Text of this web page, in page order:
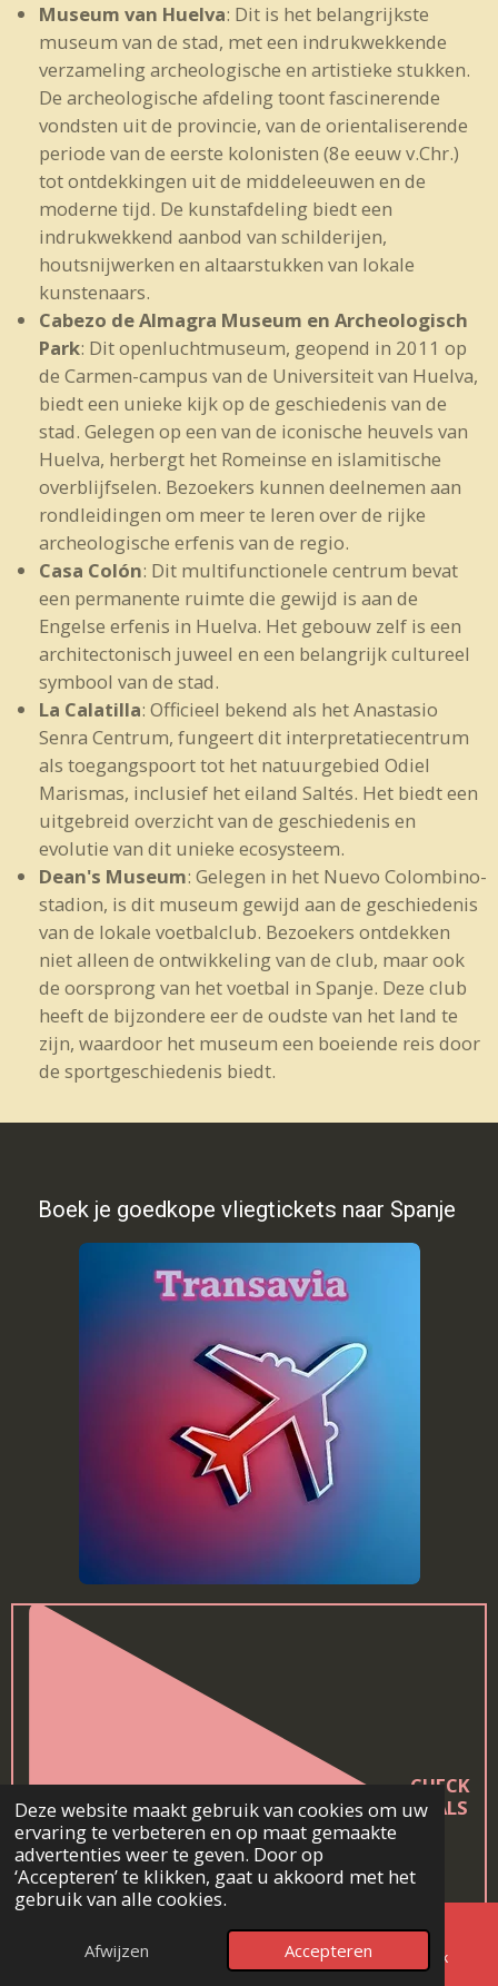
Deze website maakt gebruik van cookies om uw
ervaring te verbeteren en op maat gemaakte
advertenties weer te geven. Door op
‘Accepteren’ te klikken, gaat u akkoord met het
gebruik van alle cookies.
Afwijzen Accepteren
Museum van Huelva: Dit is het belangrijkste
museum van de stad, met een indrukwekkende
verzameling archeologische en artistieke stukken.
De archeologische afdeling toont fascinerende
vondsten uit de provincie, van de orientaliserende
periode van de eerste kolonisten (8e eeuw v.Chr.)
tot ontdekkingen uit de middeleeuwen en de
moderne tijd. De kunstafdeling biedt een
indrukwekkend aanbod van schilderijen,
houtsnijwerken en altaarstukken van lokale
kunstenaars.
Cabezo de Almagra Museum en Archeologisch
Park: Dit openluchtmuseum, geopend in 2011 op
de Carmen-campus van de Universiteit van Huelva,
biedt een unieke kijk op de geschiedenis van de
stad. Gelegen op een van de iconische heuvels van
Huelva, herbergt het Romeinse en islamitische
overblijfselen. Bezoekers kunnen deelnemen aan
rondleidingen om meer te leren over de rijke
archeologische erfenis van de regio.
Casa Colón: Dit multifunctionele centrum bevat
een permanente ruimte die gewijd is aan de
Engelse erfenis in Huelva. Het gebouw zelf is een
architectonisch juweel en een belangrijk cultureel
symbool van de stad.
La Calatilla: Officieel bekend als het Anastasio
Senra Centrum, fungeert dit interpretatiecentrum
als toegangspoort tot het natuurgebied Odiel
Marismas, inclusief het eiland Saltés. Het biedt een
uitgebreid overzicht van de geschiedenis en
evolutie van dit unieke ecosysteem.
Dean's Museum: Gelegen in het Nuevo Colombino-
stadion, is dit museum gewijd aan de geschiedenis
van de lokale voetbalclub. Bezoekers ontdekken
niet alleen de ontwikkeling van de club, maar ook
de oorsprong van het voetbal in Spanje. Deze club
heeft de bijzondere eer de oudste van het land te
zijn, waardoor het museum een boeiende reis door
de sportgeschiedenis biedt.
Boek je goedkope vliegtickets naar Spanje
CHECK
DEALS
E-mailadres Telefoonnummer Facebook